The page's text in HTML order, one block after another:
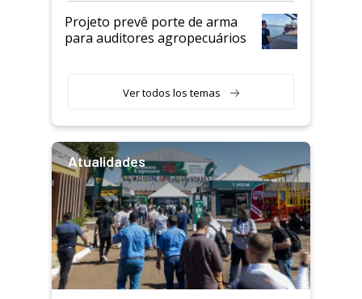
Projeto prevê porte de arma
para auditores agropecuários
Ver todos los temas
Atualidades